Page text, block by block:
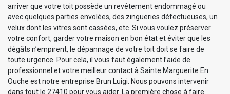
arriver que votre toit possède un revêtement endommagé ou
avec quelques parties envolées, des zingueries défectueuses, un
velux dont les vitres sont cassées, etc. Si vous voulez préserver
votre confort, garder votre maison en bon état et éviter que les
dégâts n’empirent, le dépannage de votre toit doit se faire de
toute urgence. Pour cela, il vous faut également l’aide de
professionnel et votre meilleur contact à Sainte Marguerite En
Ouche est notre entreprise Brun Luigi. Nous pouvons intervenir
dans tout le 27410 pour vous aider. La première chose à faire